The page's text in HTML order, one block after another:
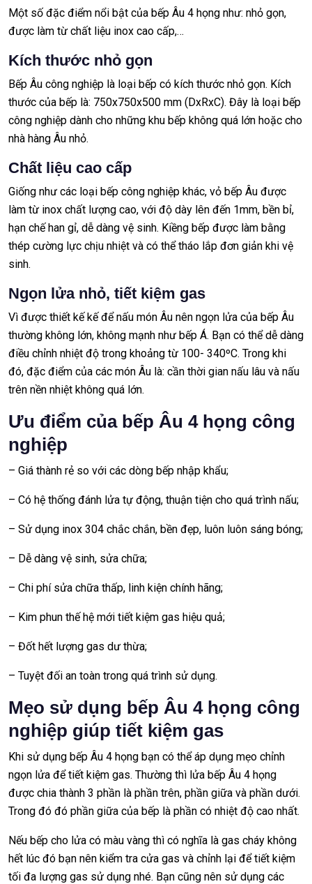
Một số đặc điểm nổi bật của bếp Âu 4 họng như: nhỏ gọn,
được làm từ chất liệu inox cao cấp,…
Kích thước nhỏ gọn
Bếp Âu công nghiệp là loại bếp có kích thước nhỏ gọn. Kích
thước của bếp là: 750x750x500 mm (DxRxC). Đây là loại bếp
công nghiệp dành cho những khu bếp không quá lớn hoặc cho
nhà hàng Âu nhỏ.
Chất liệu cao cấp
Giống như các loại bếp công nghiệp khác, vỏ bếp Âu được
làm từ inox chất lượng cao, với độ dày lên đến 1mm, bền bỉ,
hạn chế han gỉ, dễ dàng vệ sinh. Kiềng bếp được làm bằng
thép cường lực chịu nhiệt và có thể tháo lắp đơn giản khi vệ
sinh.
Ngọn lửa nhỏ, tiết kiệm gas
Vì được thiết kế kế để nấu món Âu nên ngọn lửa của bếp Âu
thường không lớn, không mạnh như bếp Á. Bạn có thể dễ dàng
điều chỉnh nhiệt độ trong khoảng từ 100- 340ºC. Trong khi
đó, đặc điểm của các món Âu là: cần thời gian nấu lâu và nấu
trên nền nhiệt không quá lớn.
Ưu điểm của bếp Âu 4 họng công
nghiệp
– Giá thành rẻ so với các dòng bếp nhập khẩu;
– Có hệ thống đánh lửa tự động, thuận tiện cho quá trình nấu;
– Sử dụng inox 304 chắc chắn, bền đẹp, luôn luôn sáng bóng;
– Dễ dàng vệ sinh, sửa chữa;
– Chi phí sửa chữa thấp, linh kiện chính hãng;
– Kim phun thế hệ mới tiết kiệm gas hiệu quả;
– Đốt hết lượng gas dư thừa;
– Tuyệt đối an toàn trong quá trình sử dụng.
Mẹo sử dụng bếp Âu 4 họng công
nghiệp giúp tiết kiệm gas
Khi sử dụng bếp Âu 4 họng bạn có thể áp dụng mẹo chỉnh
ngọn lửa để tiết kiệm gas. Thường thì lửa bếp Âu 4 họng
được chia thành 3 phần là phần trên, phần giữa và phần dưới.
Trong đó đó phần giữa của bếp là phần có nhiệt độ cao nhất.
Nếu bếp cho lửa có màu vàng thì có nghĩa là gas cháy không
hết lúc đó bạn nên kiểm tra cửa gas và chỉnh lại để tiết kiệm
tối đa lượng gas sử dụng nhé. Bạn cũng nên sử dụng các